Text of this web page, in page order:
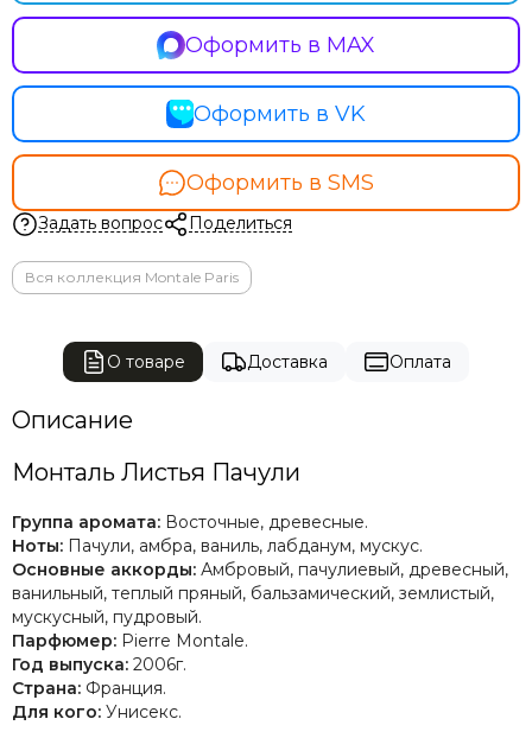
Оформить в MAX
Оформить в VK
Оформить в SMS
Задать вопрос Поделиться
Вся коллекция Montale Paris
О товаре Доставка Оплата
Описание
Монталь Листья Пачули
Группа аромата: Восточные, древесные.
Ноты: Пачули, амбра, ваниль, лабданум, мускус.
Основные аккорды: Амбровый, пачулиевый, древесный,
ванильный, теплый пряный, бальзамический, землистый,
мускусный, пудровый.
Парфюмер: Pierre Montale.
Год выпуска: 2006г.
Страна: Франция.
Для кого: Унисекс.